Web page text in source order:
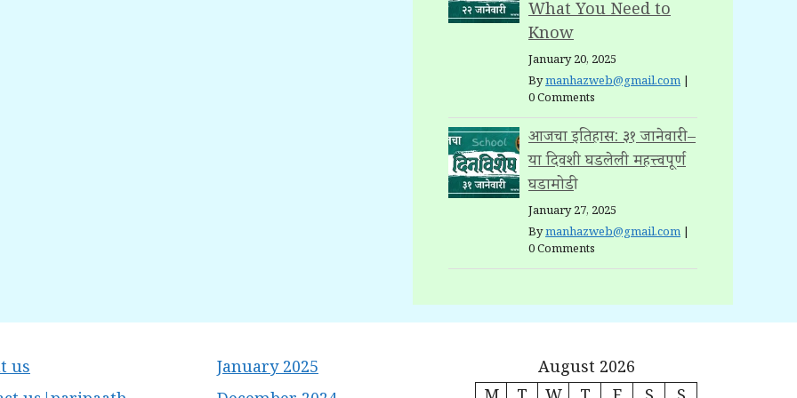
What You Need to
Know
January 20, 2025
Bymanhazweb@gmail.com
0 Comments
आजचा इतिहास: ३१ जानेवारी –
या दिवशी घडलेली महत्त्वपूर्ण
घडामोडी
January 27, 2025
Bymanhazweb@gmail.com
0 Comments
us
January 2025
August 2026